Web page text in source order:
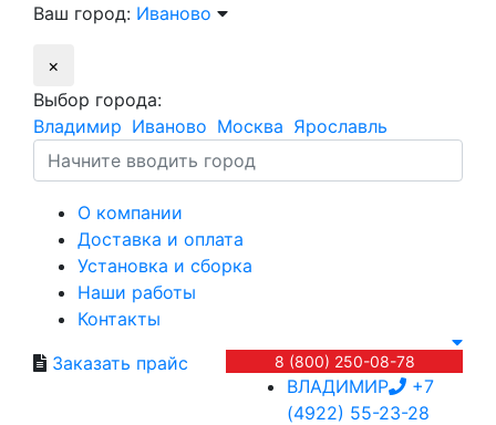
Ваш город: Иваново
×
Выбор города:
Владимир Иваново Москва Ярославль
О компании
Доставка и оплата
Установка и сборка
Наши работы
Контакты
Заказать прайс
8 (800) 250-08-78
ВЛАДИМИР
+7
(4922) 55-23-28